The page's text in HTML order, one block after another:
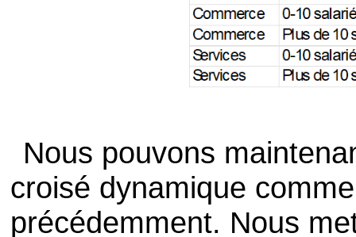
Nous pouvons
croisé dynamique
précédemment. Nous